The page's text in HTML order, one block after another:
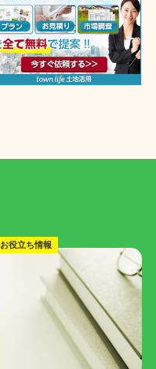
お役立ち情報